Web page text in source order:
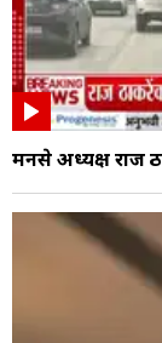
मनसे अध्यक्ष राज